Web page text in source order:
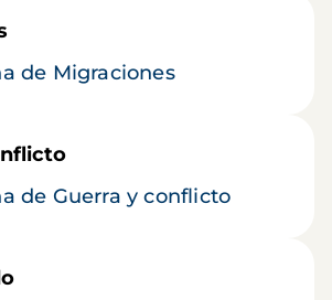
de Migraciones
de Guerra y conflicto